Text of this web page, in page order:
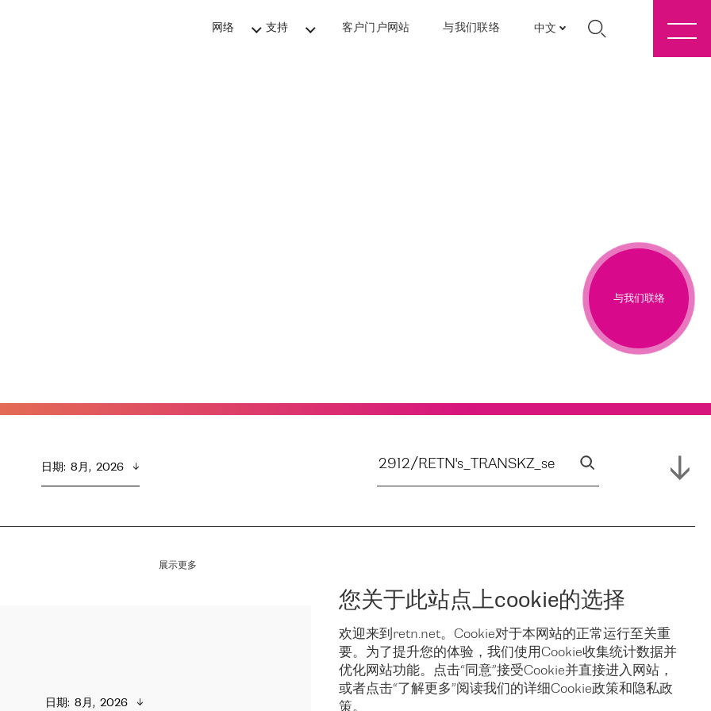
网络 支持 客户门户网站 与我们联络 中文
您关于此站点上cookie的选择
欢迎来到retn.net。Cookie对于本网站的正常运行至关重
要。为了提升您的体验，我们使用Cookie收集统计数据并
优化网站功能。点击“同意”接受Cookie并直接进入网站，
或者点击“了解更多”阅读我们的详细Cookie政策和隐私政
策。
与我们联络
日期: 8月,  2026
展示更多
日期: 8月,  2026